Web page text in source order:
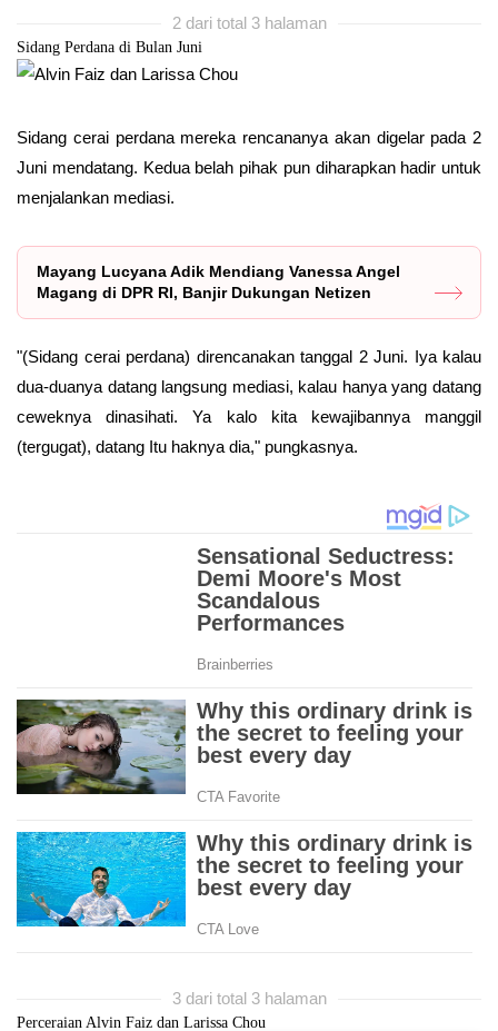
2 dari total 3 halaman
Sidang Perdana di Bulan Juni
Sidang cerai perdana mereka rencananya akan digelar pada 2
Juni mendatang. Kedua belah pihak pun diharapkan hadir untuk
menjalankan mediasi.
Mayang Lucyana Adik Mendiang Vanessa Angel
Magang di DPR RI, Banjir Dukungan Netizen
"(Sidang cerai perdana) direncanakan tanggal 2 Juni. Iya kalau
dua-duanya datang langsung mediasi, kalau hanya yang datang
ceweknya dinasihati. Ya kalo kita kewajibannya manggil
(tergugat), datang Itu haknya dia," pungkasnya.
3 dari total 3 halaman
Perceraian Alvin Faiz dan Larissa Chou